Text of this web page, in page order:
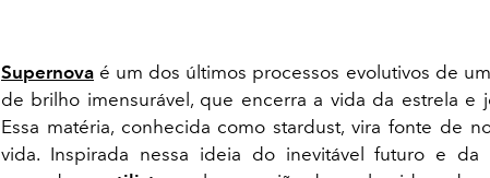
Supernova é um dos últimos processos evolutivos de
de brilho imensurável, que encerra a vida da estrela e
Essa matéria, conhecida como stardust, vira fonte de
vida. Inspirada nessa ideia do inevitável futuro e da